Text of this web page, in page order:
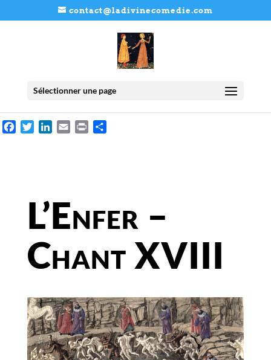
contact@ladivinecomedie.com
Sélectionner une page
Facebook
TwitterLinkedIn
EmailPrint
L’Enfer –
Chant XVIII